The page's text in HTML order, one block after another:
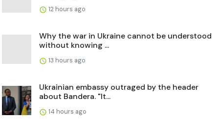
12 hours ago
Why the war in Ukraine cannot be understood
without knowing ...
13 hours ago
Ukrainian embassy outraged by the header
about Bandera. "It...
14 hours ago